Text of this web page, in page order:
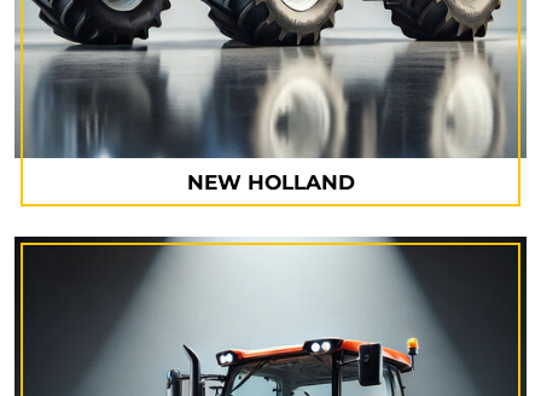
NEW HOLLAND